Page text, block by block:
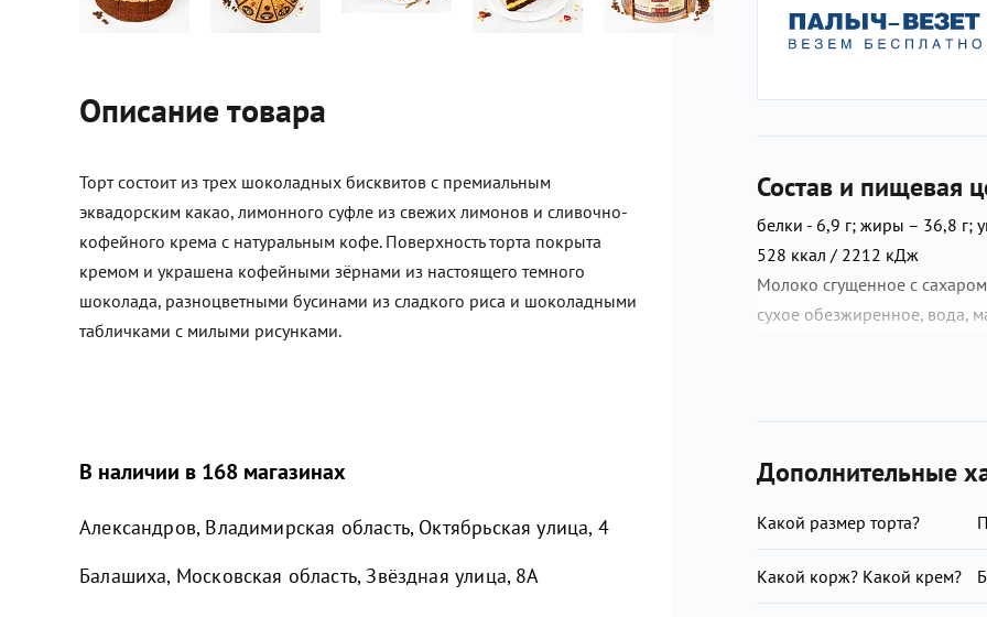
Описание товара
Торт состоит из трех шоколадных бисквитов с премиальным
эквадорским какао, лимонного суфле из свежих лимонов и сливочно-
кофейного крема с натуральным кофе. Поверхность торта покрыта
кремом и украшена кофейными зёрнами из настоящего темного
шоколада, разноцветными бусинами из сладкого риса и шоколадными
табличками с милыми рисунками.
В наличии в 168 магазинах
Александров, Владимирская область, Октябрьская улица, 4
Балашиха, Московская область, Звёздная улица, 8А
Состав и пищевая
белки - 6,9 г; жиры – 36,8 г;
528 ккал / 2212 кДж
Молоко сгущенное с
сухое обезжиренное, вода,
нормализованное, сахар
лецитин, ароматизатор
(дистилляты коньячные,
трех лет, вода питьевая,
сухое, сыворотка молочная
Дополнительные
Какой размер торта?
Какой корж? Какой крем?